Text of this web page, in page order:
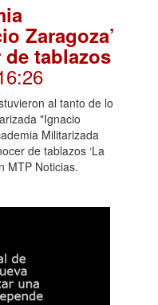
Zaragoza’
tablazos
al tanto de lo
"Ignacio
Militarizada
de tablazos ‘La
MTP Noticias.